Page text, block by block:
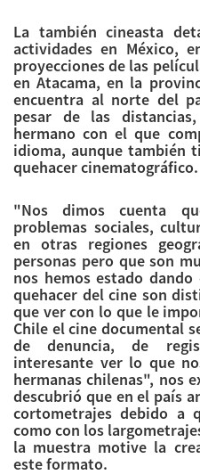
La también cineasta
actividades en México,
proyecciones de las
en Atacama, en la
encuentra al norte del
pesar de las
hermano con el que
idioma, aunque también
quehacer cinematográfico.
"Nos dimos cuenta
problemas sociales,
en otras regiones
personas pero que son
nos hemos estado
quehacer del cine son
que ver con lo que le
Chile el cine documental
de denuncia, de
interesante ver lo que
hermanas chilenas", nos
descubrió que en el país
cortometrajes debido a
como con los
la muestra motive la
este formato.